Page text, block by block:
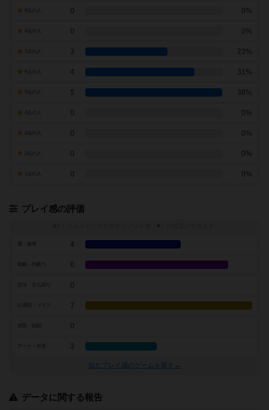
0 0%
0 0%
7点の人 3 23%
4 31%
5 38%
0 0%
0 0%
0 0%
0 0%
プレイ感の評価
※
4
戦略・判断力 6
0
7
0
アート・外見 3
似たプレイ感のゲームを探す→
データに関する報告